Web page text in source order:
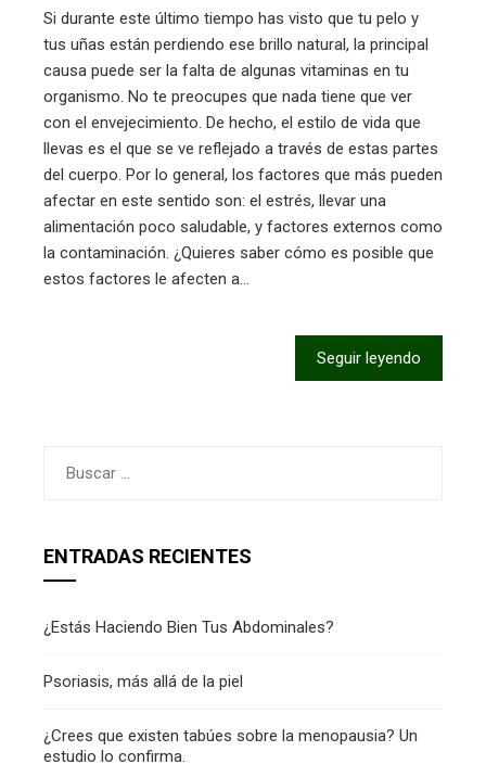
Si durante este último tiempo has visto que tu pelo y
tus uñas están perdiendo ese brillo natural, la principal
causa puede ser la falta de algunas vitaminas en tu
organismo. No te preocupes que nada tiene que ver
con el envejecimiento. De hecho, el estilo de vida que
llevas es el que se ve reflejado a través de estas partes
del cuerpo. Por lo general, los factores que más pueden
afectar en este sentido son: el estrés, llevar una
alimentación poco saludable, y factores externos como
la contaminación. ¿Quieres saber cómo es posible que
estos factores le afecten a…
Seguir leyendo
ENTRADAS RECIENTES
¿Estás Haciendo Bien Tus Abdominales?
Psoriasis, más allá de la piel
¿Crees que existen tabúes sobre la menopausia? Un
estudio lo confirma.